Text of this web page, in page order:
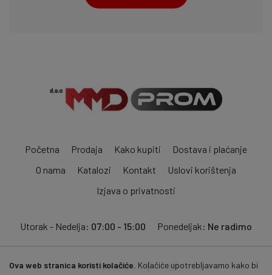
Početna Prodaja Kako kupiti
Dostava i plaćanje
O nama
Katalozi Kontakt
Uslovi korištenja
Izjava o privatnosti
Utorak - Nedelja: 07:00 - 15:00 Ponedeljak: Ne radimo
Pratite nas:
Ova web stranica koristi kolačiće. Kolačiće upotrebljavamo kako bi